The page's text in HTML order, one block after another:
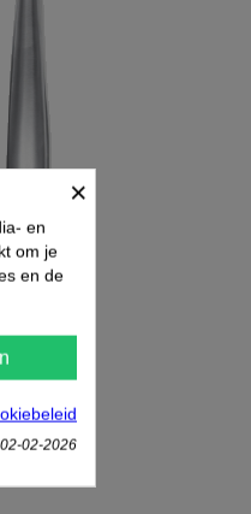
×
en
om je
en de
02-02-2026